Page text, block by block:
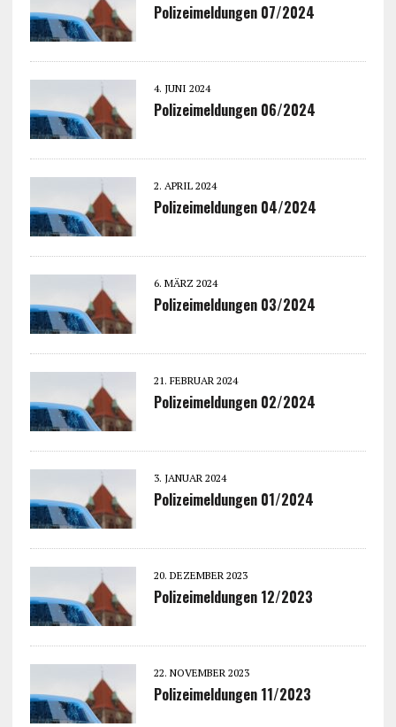
Polizeimeldungen 07/2024
4. JUNI 2024
Polizeimeldungen 06/2024
2. APRIL 2024
Polizeimeldungen 04/2024
6. MÄRZ 2024
Polizeimeldungen 03/2024
21. FEBRUAR 2024
Polizeimeldungen 02/2024
3. JANUAR 2024
Polizeimeldungen 01/2024
20. DEZEMBER 2023
Polizeimeldungen 12/2023
22. NOVEMBER 2023
Polizeimeldungen 11/2023